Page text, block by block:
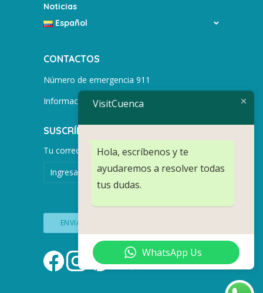
Noticias
Español
CONTACTOS
Número de emergencia 911
Información turística +593 991752155
SUSCRÍBETE PARA MÁS NOTICIAS.
Tu correo electrónico
VisitCuenca
Hola, escríbenos y te
ayudaremos a resolver todas
tus dudas.
WhatsApp Us